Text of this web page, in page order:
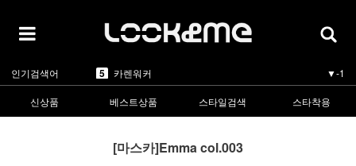
인기검색어 1 라피스센시블레 ▲2
2 마스카 ▲5
린드버그
4
라피스센시블레
신상품 베스트상품 스타일검색 스타착용
[마스카]Emma col.003